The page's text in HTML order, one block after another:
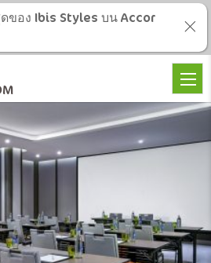
ของ Ibis Styles บน Accor